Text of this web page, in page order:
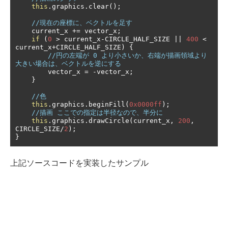
this . graphics . clear();
//現在の座標に、ベクトルを足す
    current_x
+= vector_x ;
if
( 0 > current_x - CIRCLE_HALF_SIZE 400 <
current_x+CIRCLE_HALF_SIZE )
{
//円の左端が 0 より小さいか、右端が描画領域より
大きい場合は、ベクトルを逆にする
        vector_x
= -vector_x ;
}
//色
this . graphics . beginFill ( 0x0000ff );
//描画 ここでの指定は半径なので、半分に
this . graphics . drawCircle ( current_x , 200 ,
CIRCLE_SIZE/2 );
}
上記ソースコードを実装したサンプル